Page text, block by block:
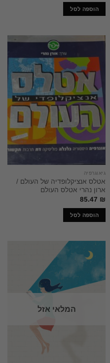
הוספה לסל
גיאוגרפיה
אטלס אנציקלופדיה של העולם /
ארון נהרי אטלס העולם
85.47 ₪
הוספה לסל
המלאי אזל